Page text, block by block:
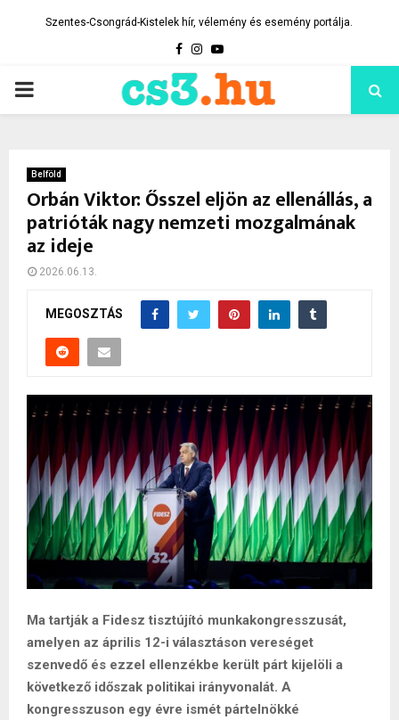
Szentes-Csongrád-Kistelek hír, vélemény és esemény portálja.
Facebook
Instagram
Youtube
PRIMARY
Belföld
Orbán Viktor: Ősszel eljön az ellenállás, a
patrióták nagy nemzeti mozgalmának
az ideje
2026.06.13.
MEGOSZTÁS
Ma tartják a Fidesz tisztújító munkakongresszusát,
amelyen az április 12-i választáson vereséget
szenvedő és ezzel ellenzékbe került párt kijelöli a
következő időszak politikai irányvonalát. A
kongresszuson egy évre ismét pártelnökké